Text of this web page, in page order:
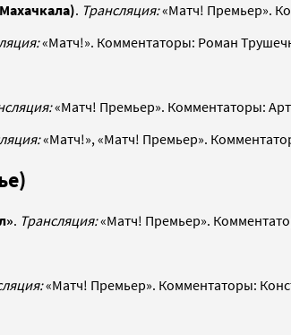
. Трансляция:«Матч! Премьер».
«Матч!». Комментаторы: Роман
«Матч! Премьер». Комментаторы:
«Матч!», «Матч! Премьер».
. Трансляция:«Матч! Премьер».
«Матч! Премьер». Комментаторы: